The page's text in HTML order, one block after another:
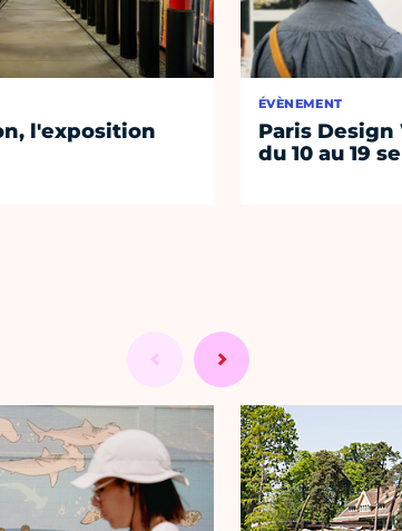
l'exposition
ÉVÈNEMENT
Paris
du 10 au 19